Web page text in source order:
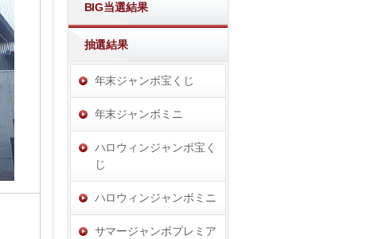
BIG当選結果
抽選結果
年末ジャンボ宝くじ
年末ジャンボミニ
ハロウィンジャンボ宝く
じ
ハロウィンジャンボミニ
サマージャンボプレミア